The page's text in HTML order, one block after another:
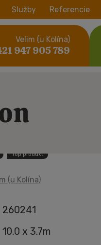
Služby Referencie
Velim (u Kolína)
947 905 789
Top produkt
(u Kolína)
260241
10.0 x 3.7m